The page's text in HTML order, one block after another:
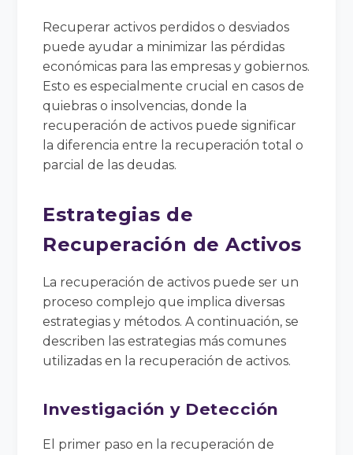
Recuperar activos perdidos o desviados
puede ayudar a minimizar las pérdidas
económicas para las empresas y gobiernos.
Esto es especialmente crucial en casos de
quiebras o insolvencias, donde la
recuperación de activos puede significar
la diferencia entre la recuperación total o
parcial de las deudas.
Estrategias de
Recuperación de Activos
La recuperación de activos puede ser un
proceso complejo que implica diversas
estrategias y métodos. A continuación, se
describen las estrategias más comunes
utilizadas en la recuperación de activos.
Investigación y Detección
El primer paso en la recuperación de